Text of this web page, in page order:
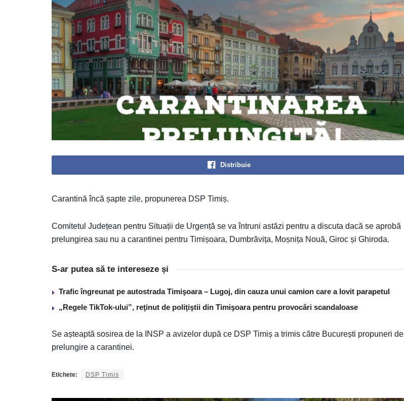
Distribuie
Carantină încă șapte zile, propunerea DSP Timiș.
Comitetul Județean pentru Situații de Urgență se va întruni astăzi pentru a discuta dacă se aprobă
prelungirea sau nu a carantinei pentru Timișoara, Dumbrăvița, Moșnița Nouă, Giroc și Ghiroda.
S-ar putea să te intereseze și
Trafic îngreunat pe autostrada Timişoara – Lugoj, din cauza unui camion care a lovit parapetul
„Regele TikTok-ului”, reţinut de poliţiştii din Timişoara pentru provocări scandaloase
Se așteaptă sosirea de la INSP a avizelor după ce DSP Timiș a trimis către București propuneri de
prelungire a carantinei.
Etichete: DSP Timis